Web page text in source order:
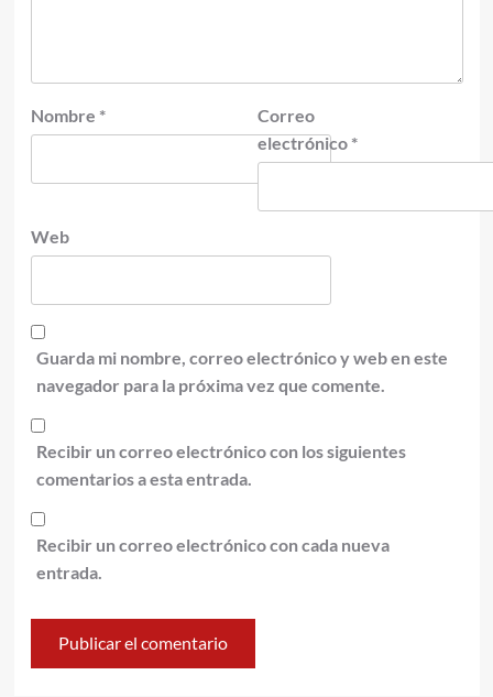
Nombre *
Correo
electrónico *
Web
Guarda mi nombre, correo electrónico y web en este
navegador para la próxima vez que comente.
Recibir un correo electrónico con los siguientes
comentarios a esta entrada.
Recibir un correo electrónico con cada nueva
entrada.